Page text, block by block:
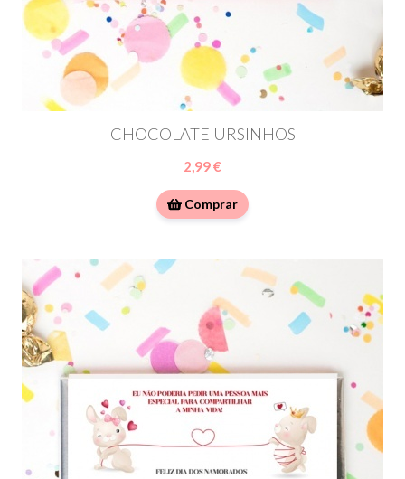
CHOCOLATE URSINHOS
2,99 €
Comprar